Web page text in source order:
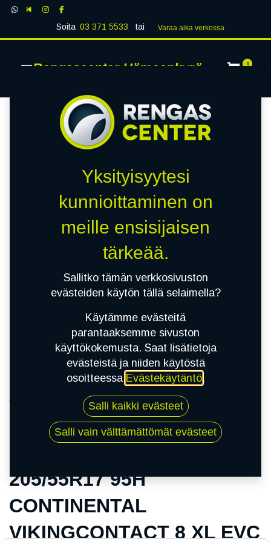
Soita 03 371 5533 tai Varaa aika verk​​​​ossa
Rengascenter Hämeenkyrö 0
205/55R17 95H CONTINENTAL
VIKINGCONTACT 8 XL EVC
205/55R17 95H
CONTINENTAL
VIKINGCONTACT 8 XL EVC
Yksityisyytesi
kunnioittaminen on
meille ensisijaisen
tärkeää.
Sallitko tämän verkkosivuston
evästeiden käytön tällä selaimella?
Käytämme evästeitä
parantaaksemme sivuston
käyttökokemusta. Saat lisätietoja
evästeistä ja niiden käytöstä
osoitteessa Evästekäytäntö.
Salli kaikki evästeet
Salli vain välttämättömät evästeet